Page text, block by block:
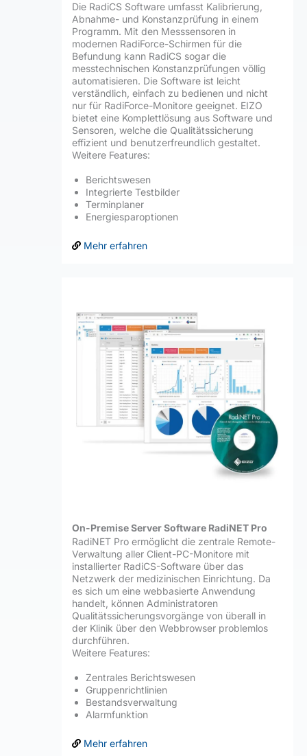
Die RadiCS Software umfasst Kalibrierung,
Abnahme- und Konstanzprüfung in einem
Programm. Mit den Messsensoren in
modernen RadiForce-Schirmen für die
Befundung kann RadiCS sogar die
messtechnischen Konstanzprüfungen völlig
automatisieren. Die Software ist leicht
verständlich, einfach zu bedienen und nicht
nur für RadiForce-Monitore geeignet. EIZO
bietet eine Komplettlösung aus Software und
Sensoren, welche die Qualitätssicherung
effizient und benutzerfreundlich gestaltet.
Weitere Features:
Berichtswesen
Integrierte Testbilder
Terminplaner
Energiesparoptionen
Mehr erfahren
On-Premise Server Software RadiNET Pro
RadiNET Pro ermöglicht die zentrale Remote-
Verwaltung aller Client-PC-Monitore mit
installierter RadiCS-Software über das
Netzwerk der medizinischen Einrichtung. Da
es sich um eine webbasierte Anwendung
handelt, können Administratoren
Qualitätssicherungsvorgänge von überall in
der Klinik über den Webbrowser problemlos
durchführen.
Weitere Features:
Zentrales Berichtswesen
Gruppenrichtlinien
Bestandsverwaltung
Alarmfunktion
Mehr erfahren